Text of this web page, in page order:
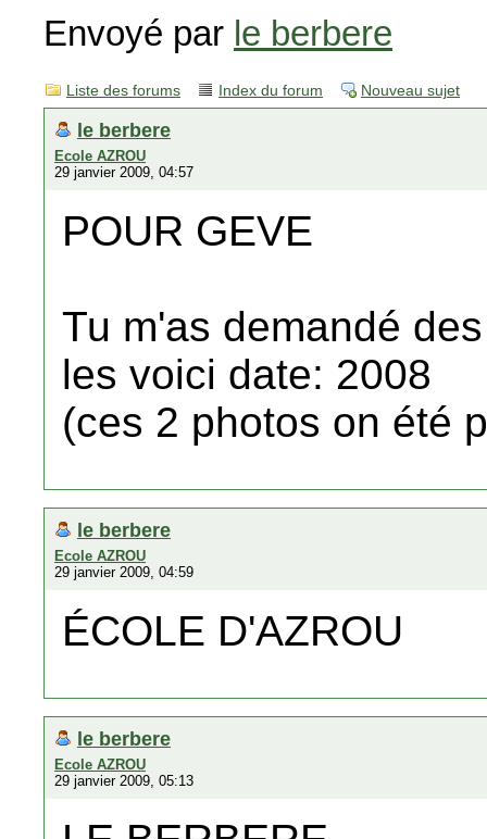
Envoyé par le berbere
Liste des forums Index du forum Nouveau sujet
le berbere
Ecole AZROU
29 janvier 2009, 04:57
POUR GEVE
Tu m'as demandé
les voici date: 2008
(ces 2 photos on été
le berbere
Ecole AZROU
29 janvier 2009, 04:59
ÉCOLE D'AZROU
le berbere
Ecole AZROU
29 janvier 2009, 05:13